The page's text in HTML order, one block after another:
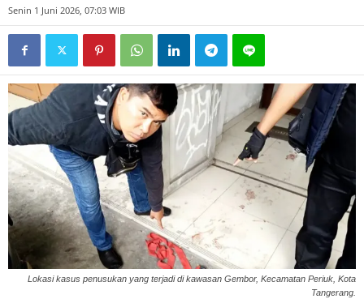
Senin 1 Juni 2026, 07:03 WIB
Lokasi kasus penusukan yang terjadi di kawasan Gembor, Kecamatan Periuk, Kota
Tangerang.